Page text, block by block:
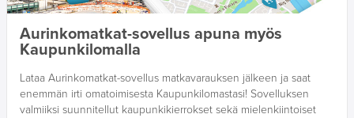
Aurinkomatkat-sovellus apuna myös
Kaupunkilomalla
Lataa Aurinkomatkat-sovellus matkavarauksen jälkeen ja saat
enemmän irti omatoimisesta Kaupunkilomastasi! Sovelluksen
valmiiksi suunnitellut kaupunkikierrokset sekä mielenkiintoiset